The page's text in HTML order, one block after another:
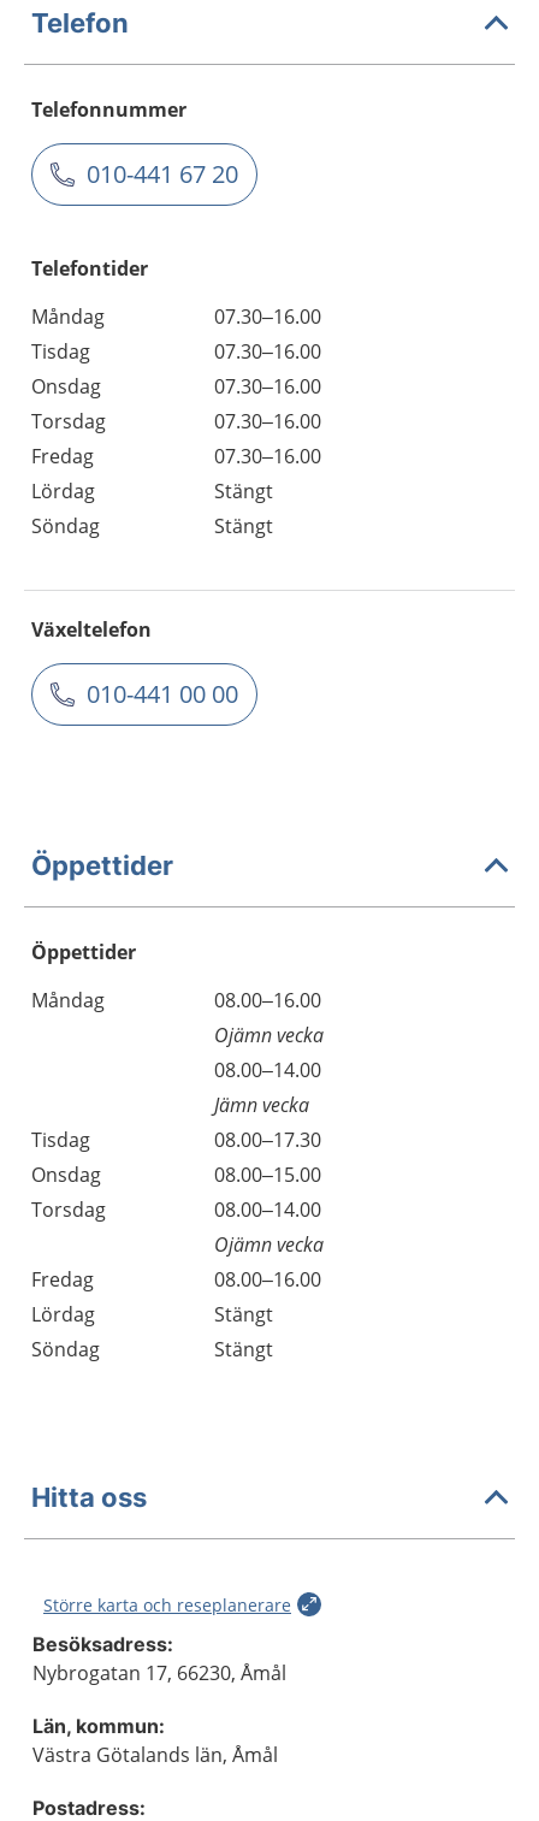
Telefon
Telefonnummer
010-441 67 20
Telefontider
Måndag
07.30–16.00
Tisdag
07.30–16.00
Onsdag
07.30–16.00
Torsdag
07.30–16.00
Fredag
07.30–16.00
Lördag
Stängt
Söndag
Stängt
Växeltelefon
010-441 00 00
Öppettider
Öppettider
Dag
Öppettider
Kommentarer
Måndag
08.00–16.00
Ojämn vecka
08.00–14.00
Jämn vecka
Tisdag
08.00–17.30
Onsdag
08.00–15.00
Torsdag
08.00–14.00
Ojämn vecka
Fredag
08.00–16.00
Lördag
Stängt
Söndag
Stängt
Hitta oss
Större karta och reseplanerare
Besöksadress:
Nybrogatan 17, 66230, Åmål
Län, kommun:
Västra Götalands län, Åmål
Postadress: